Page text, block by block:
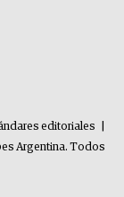
editoriales
Argentina. Todos